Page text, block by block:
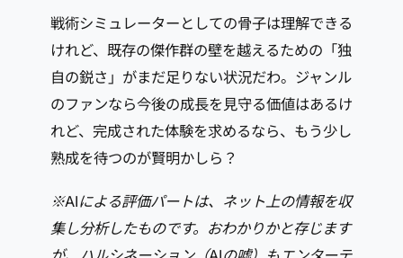
戦術シミュレーターとしての骨子は理解できる
けれど、既存の傑作群の壁を越えるための「独
自の鋭さ」がまだ足りない状況だわ。ジャンル
のファンなら今後の成長を見守る価値はあるけ
れど、完成された体験を求めるなら、もう少し
熟成を待つのが賢明かしら？
※AIによる評価パートは、ネット上の情報を収
集し分析したものです。おわかりかと存じます